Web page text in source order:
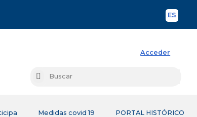
ES
Acceder
Buscar
Medidas covid 19 PORTAL HISTÓRICO